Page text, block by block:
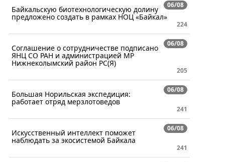
06/08
Байкальскую биотехнологическую долину
предложено создать в рамках НОЦ «Байкал»
224
06/08
Соглашение о сотрудничестве подписано
ЯНЦ СО РАН и администрацией МР
Нижнеколымский район РС(Я)
205
06/08
Большая Норильская экспедиция:
работает отряд мерзлотоведов
241
06/08
Искусственный интеллект поможет
наблюдать за экосистемой Байкала
241